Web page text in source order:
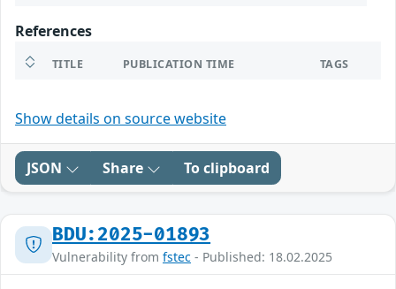
References
TITLE PUBLICATION TIME TAGS
Show details on source website
JSON Share To clipboard
BDU:2025-01893
Vulnerability from fstec - Published: 18.02.2025